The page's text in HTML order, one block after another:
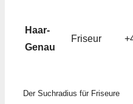
Haar-
Genau
Friseur
Der Suchradius für Friseure